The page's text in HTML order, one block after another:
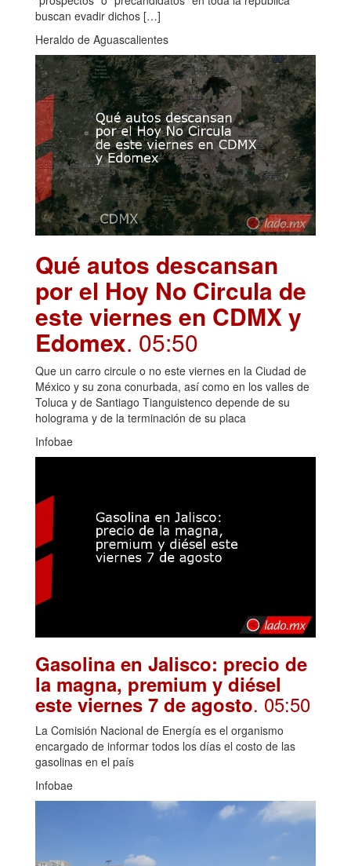
buscan evadir dichos […]
Heraldo de Aguascalientes
Qué autos descansan
por el Hoy No Circula de
este viernes en CDMX y
Edomex. 05:50
Que un carro circule o no este viernes en la Ciudad de
México y su zona conurbada, así como en los valles de
Toluca y de Santiago Tianguistenco depende de su
holograma y de la terminación de su placa
Infobae
Gasolina en Jalisco: precio de
la magna, premium y diésel
este viernes 7 de agosto. 05:50
La Comisión Nacional de Energía es el organismo
encargado de informar todos los días el costo de las
gasolinas en el país
Infobae